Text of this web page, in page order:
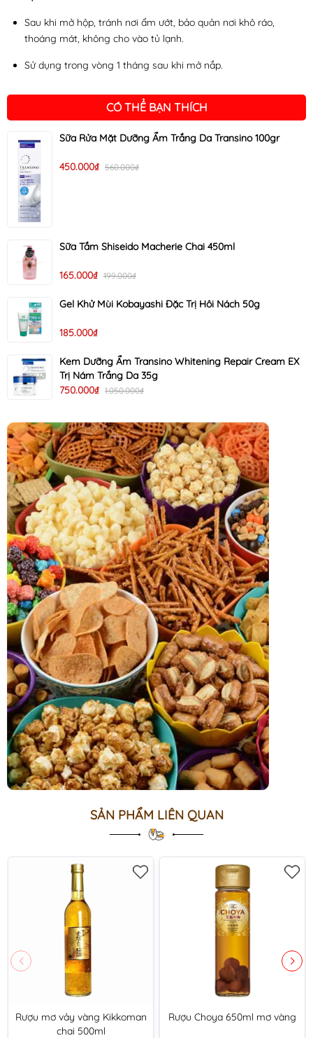
Sau khi mở hộp, tránh nơi ẩm ướt, bảo quản nơi khô ráo,
thoáng mát, không cho vào tủ lạnh.
Sử dụng trong vòng 1 tháng sau khi mở nắp.
CÓ THỂ BẠN THÍCH
Sữa Rửa Mặt Dưỡng Ẩm Trắng Da Transino 100gr
450.000₫ 560.000₫
Sữa Tắm Shiseido Macherie Chai 450ml
165.000₫ 199.000₫
Gel Khử Mùi Kobayashi Đặc Trị Hôi Nách 50g
185.000₫
Kem Dưỡng Ẩm Transino Whitening Repair Cream EX
Trị Nám Trắng Da 35g
750.000₫ 1.050.000₫
SẢN PHẨM LIÊN QUAN
Rượu mơ vảy vàng Kikkoman
chai 500ml
Rượu Choya 650ml mơ vàng